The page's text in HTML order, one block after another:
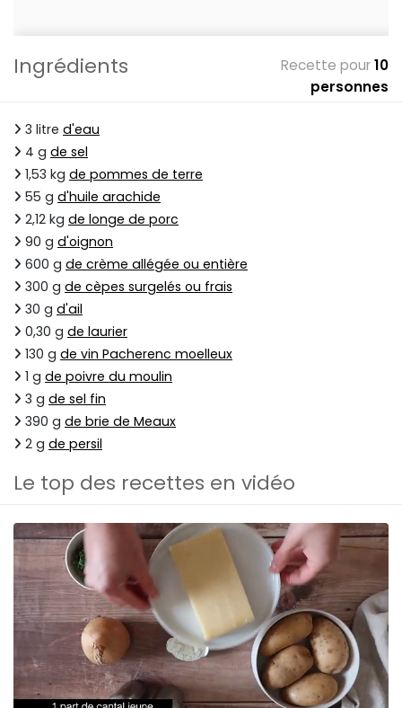
Ingrédients Recette pour10
personnes
3 litre d'eau
4 g de sel
1,53 kg de pommes de terre
55 g d'huile arachide
2,12 kg de longe de porc
90 g d'oignon
600 g de crème allégée ou entière
300 g de cèpes surgelés ou frais
30 g d'ail
0,30 g de laurier
130 g de vin Pacherenc moelleux
1 g de poivre du moulin
3 g de sel fin
390 g de brie de Meaux
2 g de persil
Le top des recettes en vidéo